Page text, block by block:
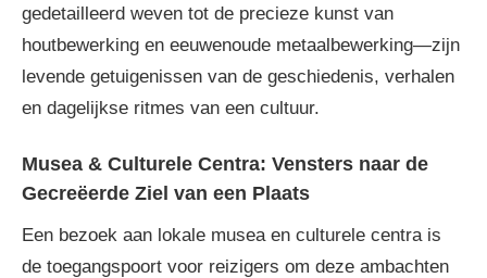
gedetailleerd weven tot de precieze kunst van
houtbewerking en eeuwenoude metaalbewerking—zijn
levende getuigenissen van de geschiedenis, verhalen
en dagelijkse ritmes van een cultuur.
Musea & Culturele Centra: Vensters naar de
Gecreëerde Ziel van een Plaats
Een bezoek aan lokale musea en culturele centra is
de toegangspoort voor reizigers om deze ambachten